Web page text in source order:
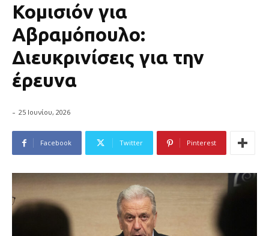
Κομισιόν για
Αβραμόπουλο:
Διευκρινίσεις για την
έρευνα
- 25 Ιουνίου, 2026
Facebook Twitter Pinterest